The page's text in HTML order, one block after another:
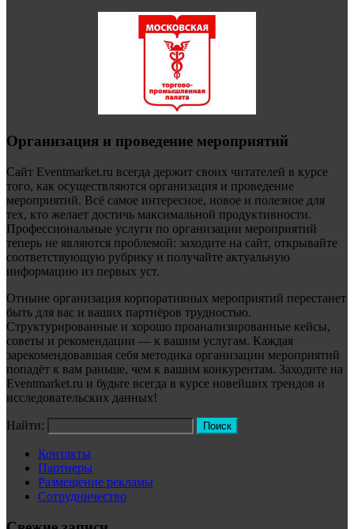
Организация и проведение мероприятий
Сайт Eventmarket.ru всегда держит своих читателей в курсе
того, как осуществляются организация и проведение
мероприятий. Всё самое интересное, новое и полезное для
тех, кто желает достичь максимальной продуктивности.
Профессиональные услуги по организации мероприятий
теперь не являются проблемой: заходите на сайт, открывайте
соответствующую рубрику и получайте актуальную
информацию из первых уст.
Отныне организация корпоративных мероприятий перестанет
быть для вас и ваших партнёров трудностью.
Структурированные и хорошо проанализированные кейсы,
советы и рекомендации — к вашим услугам. Каждая
зарекомендовавшая себя методика организации мероприятий
попадёт к вам раньше, чем к вашим конкурентам. Заходите на
Eventmarket.ru и будьте всегда в курсе новейших трендов и
исследовательских данных!
Найти:
Контакты
Партнеры
Размещение рекламы
Сотрудничество